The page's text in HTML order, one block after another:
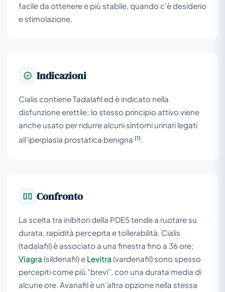
facile da ottenere e più stabile, quando c’è desiderio
e stimolazione.
Indicazioni
Cialis contiene Tadalafil ed è indicato nella
disfunzione erettile; lo stesso principio attivo viene
anche usato per ridurre alcuni sintomi urinari legati
all’iperplasia prostatica benigna [1]
Confronto
La scelta tra inibitori della PDE5 tende a ruotare su
durata, rapidità percepita e tollerabilità. Cialis
(tadalafil) è associato a una finestra fino a 36 ore;
Viagra (sildenafil) e Levitra (vardenafil) sono spesso
percepiti come più “brevi”, con una durata media di
alcune ore. Avanafil è un’altra opzione nella stessa